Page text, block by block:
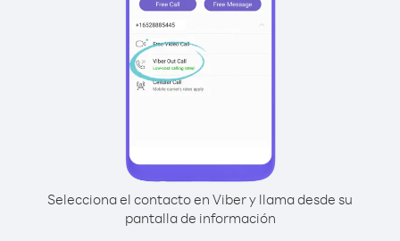
Selecciona el contacto en Viber y llama desde su
pantalla de información